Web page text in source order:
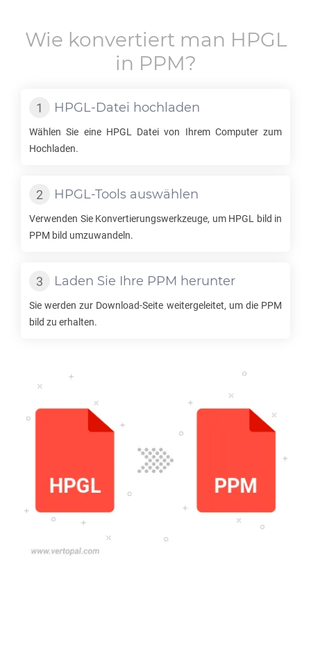
Wie konvertiert man HPGL
in PPM?
HPGL-Datei hochladen
Wählen Sie eine HPGL
Datei von Ihrem Computer zum
Hochladen.
HPGL-Tools auswählen
Verwenden Sie Konvertierungswerkzeuge, um HPGL
bild in
PPM bild umzuwandeln.
Laden Sie Ihre PPM herunter
Sie werden zur Download-Seite weitergeleitet, um die PPM
bild zu erhalten.